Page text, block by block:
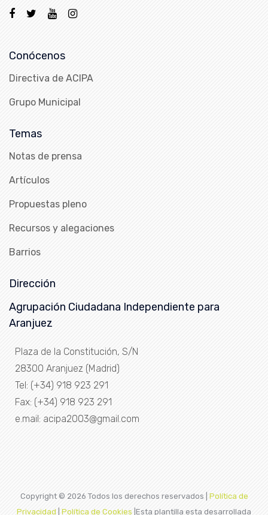
Conócenos
Directiva de ACIPA
Grupo Municipal
Temas
Notas de prensa
Artículos
Propuestas pleno
Recursos y alegaciones
Barrios
Dirección
Agrupación Ciudadana Independiente para
Aranjuez
Plaza de la Constitución, S/N
28300 Aranjuez (Madrid)
Tel: (+34) 918 923 291
Fax: (+34) 918 923 291
e.mail: acipa2003@gmail.com
Copyright © 2026 Todos los derechos reservados | Política de
Privacidad
Política de Cookies |Esta plantilla esta desarrollada